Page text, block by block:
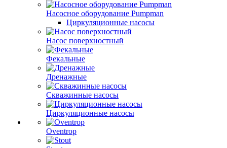
Насосное оборудование Pumpman
Циркуляционные насосы
Насос поверхностный
Фекальные
Дренажные
Скважинные насосы
Циркуляционные насосы
Oventrop